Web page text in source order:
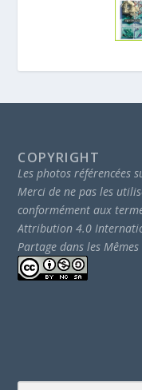
COPYRIGHT
Les photos référencées
Merci de ne pas les
conformément aux
Attribution 4.0
Partage dans les